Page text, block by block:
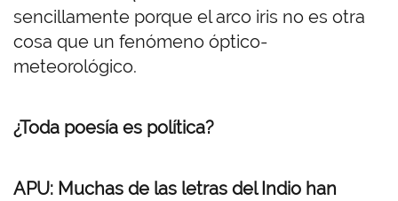
sencillamente porque el arco iris no es otra
cosa que un fenómeno óptico-
meteorológico.
¿Toda poesía es política?
APU: Muchas de las letras del Indio han